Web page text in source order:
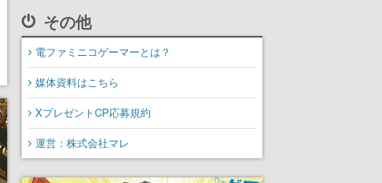
その他
電ファミニコゲーマーとは？
媒体資料はこちら
XプレゼントCP応募規約
運営：株式会社マレ